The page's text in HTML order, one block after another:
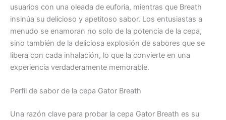
usuarios con una oleada de euforia, mientras que Breath
insinúa su delicioso y apetitoso sabor. Los entusiastas a
menudo se enamoran no solo de la potencia de la cepa,
sino también de la deliciosa explosión de sabores que se
libera con cada inhalación, lo que la convierte en una
experiencia verdaderamente memorable.
Perfil de sabor de la cepa Gator Breath
Una razón clave para probar la cepa Gator Breath es su